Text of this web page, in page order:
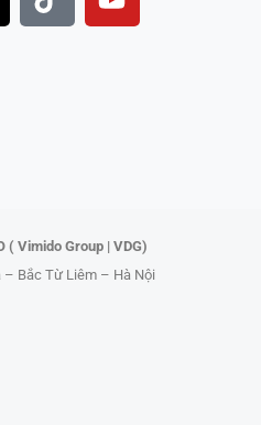
i
o
( Vimido Group | VDG)
– Bắc Từ Liêm – Hà Nội